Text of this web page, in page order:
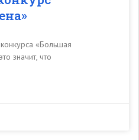
«Большая
значит, что